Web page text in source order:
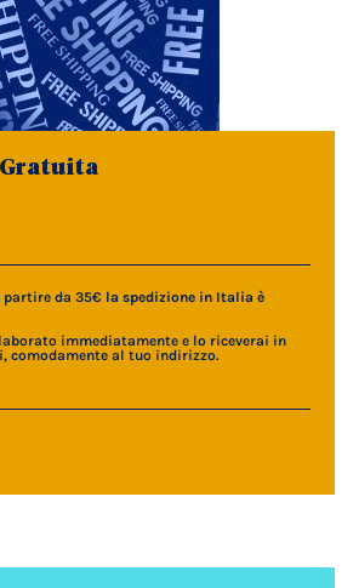
da 35€ la spedizione in Italia è
immediatamente e lo riceverai in
comodamente al tuo indirizzo.